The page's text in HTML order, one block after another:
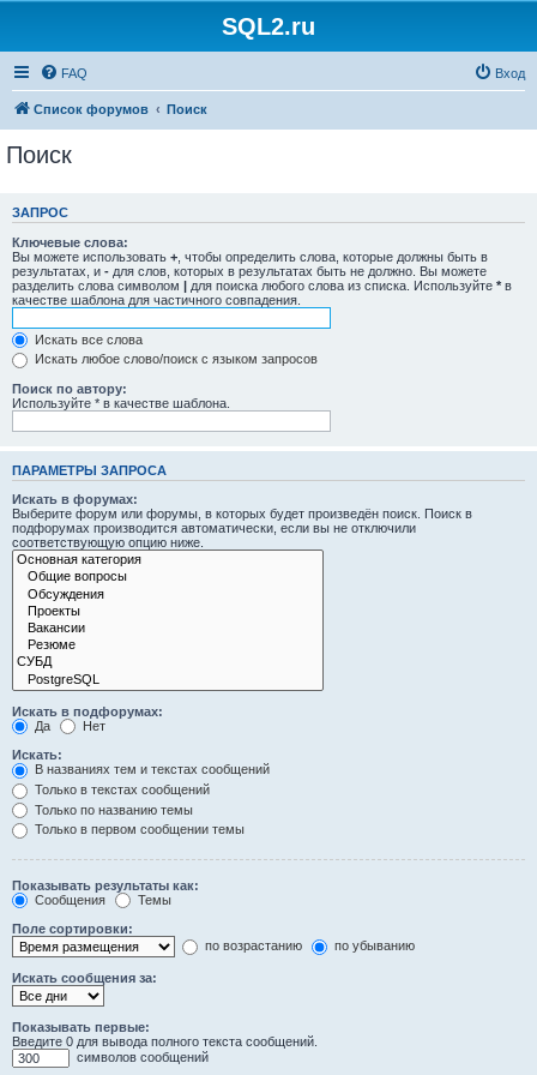
SQL2.ru
FAQ Вход
Список форумов Поиск
Поиск
ЗАПРОС
Ключевые слова:
Вы можете использовать + , чтобы определить слова, которые должны быть в
результатах, и - для слов, которых в результатах быть не должно. Вы можете
разделить слова символом | для поиска любого слова из списка. Используйте * в
качестве шаблона для частичного совпадения.
Искать все слова
Искать любое слово/поиск с языком запросов
Поиск по автору:
Используйте * в качестве шаблона.
ПАРАМЕТРЫ ЗАПРОСА
Искать в форумах:
Выберите форум или форумы, в которых будет произведён поиск. Поиск в
подфорумах производится автоматически, если вы не отключили
соответствующую опцию ниже.
Искать в подфорумах:
Да
Нет
Искать:
В названиях тем и текстах сообщений
Только в текстах сообщений
Только по названию темы
Только в первом сообщении темы
Показывать результаты как:
Сообщения
Темы
Поле сортировки:
по возрастанию
по убыванию
Искать сообщения за:
Показывать первые:
Введите 0 для вывода полного текста сообщений.
символов сообщений